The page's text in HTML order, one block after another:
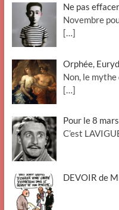
Ne pas effacer
Novembre
[…]
Orphée,
Non, le mythe
[…]
Pour le 8
C’est
DEVOIR de